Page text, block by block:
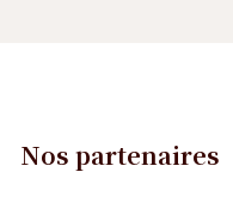
Nos partenaires